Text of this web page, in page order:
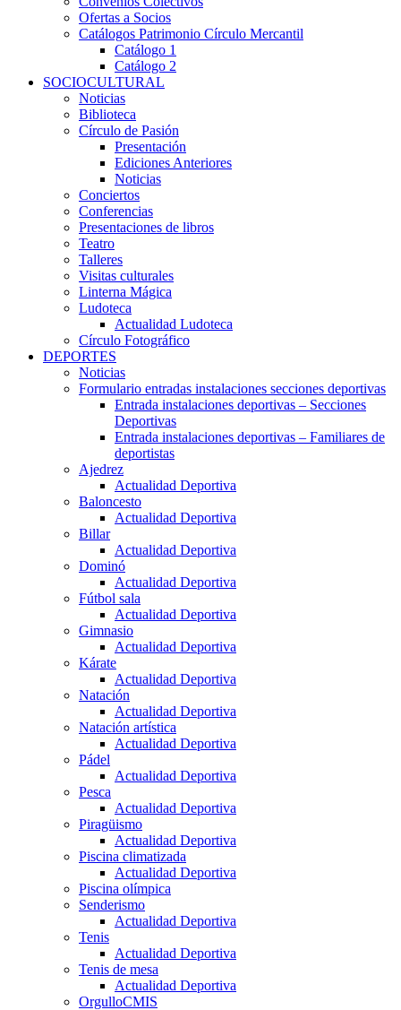
Ofertas a Socios
Catálogos Patrimonio Círculo Mercantil
Catálogo 1
Catálogo 2
SOCIOCULTURAL
Noticias
Biblioteca
Círculo de Pasión
Presentación
Ediciones Anteriores
Noticias
Conciertos
Conferencias
Presentaciones de libros
Teatro
Talleres
Visitas culturales
Linterna Mágica
Ludoteca
Actualidad Ludoteca
Círculo Fotográfico
DEPORTES
Noticias
Formulario entradas instalaciones secciones deportivas
Entrada instalaciones deportivas – Secciones
Deportivas
Entrada instalaciones deportivas – Familiares de
deportistas
Ajedrez
Actualidad Deportiva
Baloncesto
Actualidad Deportiva
Billar
Actualidad Deportiva
Dominó
Actualidad Deportiva
Fútbol sala
Actualidad Deportiva
Gimnasio
Actualidad Deportiva
Kárate
Actualidad Deportiva
Natación
Actualidad Deportiva
Natación artística
Actualidad Deportiva
Pádel
Actualidad Deportiva
Pesca
Actualidad Deportiva
Piragüismo
Actualidad Deportiva
Piscina climatizada
Actualidad Deportiva
Piscina olímpica
Senderismo
Actualidad Deportiva
Tenis
Actualidad Deportiva
Tenis de mesa
Actualidad Deportiva
OrgulloCMIS